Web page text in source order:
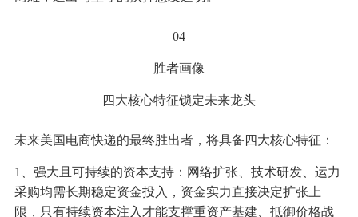
04
胜者画像
四大核心特征锁定未来龙头
未来美国电商快递的最终胜出者，将具备四大核心特征：
1、强大且可持续的资本支持：网络扩张、技术研发、运力
采购均需长期稳定资金投入，资金实力直接决定扩张上
限，只有持续资本注入才能支撑重资产基建、抵御价格战